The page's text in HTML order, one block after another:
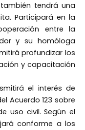
tendrá una
Participará en la
entre la
y su homóloga
profundizar los
y capacitación
el interés de
Acuerdo 123 sobre
uso civil. Según el
conforme a los